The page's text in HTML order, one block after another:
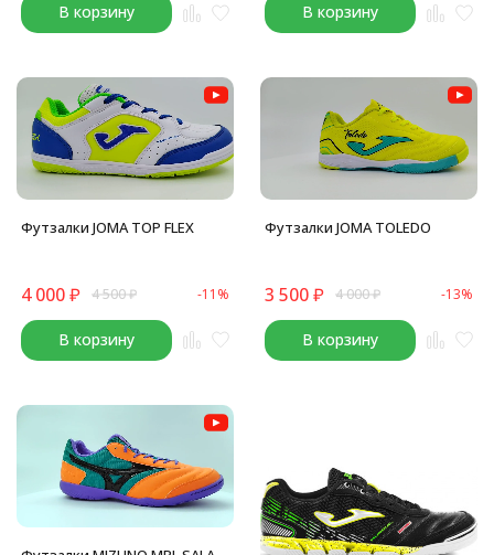
В корзину В корзину
Футзалки JOMA TOP FLEX
4 000₽ 4 500₽ -11%
В корзину
Футзалки JOMA TOLEDO
3 500₽ 4 000₽ -13%
В корзину